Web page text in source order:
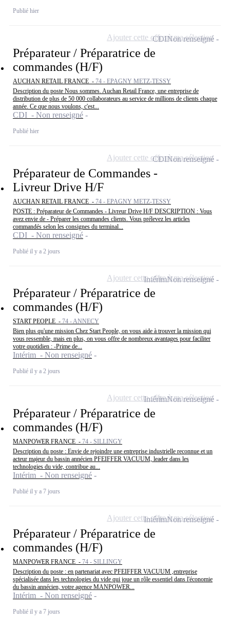
Publié hier
Préparateur / Préparatrice de
commandes (H/F)
AUCHAN RETAIL FRANCE - 74 - EPAGNY METZ-TESSY
Description du poste Nous sommes. Auchan Retail France, une entreprise de
distribution de plus de 50 000 collaborateurs au service de millions de clients chaque
année. Ce que nous voulons, c'est...
CDI - Non renseigné
Publié hier
CDINon renseigné
Ajouter cette offre à ma sélection
Préparateur de Commandes -
Livreur Drive H/F
AUCHAN RETAIL FRANCE - 74 - EPAGNY METZ-TESSY
POSTE : Préparateur de Commandes - Livreur Drive H/F DESCRIPTION : Vous
avez envie de - Préparer les commandes clients. Vous prélevez les articles
commandés selon les consignes du terminal...
CDI - Non renseigné
Publié il y a 2 jours
CDINon renseigné
Ajouter cette offre à ma sélection
Préparateur / Préparatrice de
commandes (H/F)
START PEOPLE - 74 - ANNECY
Bien plus qu'une mission Chez Start People, on vous aide à trouver la mission qui
vous ressemble, mais en plus, on vous offre de nombreux avantages pour faciliter
votre quotidien : -Prime de...
Intérim - Non renseigné
Publié il y a 2 jours
IntérimNon renseigné
Ajouter cette offre à ma sélection
Préparateur / Préparatrice de
commandes (H/F)
MANPOWER FRANCE - 74 - SILLINGY
Description du poste : Envie de rejoindre une entreprise industrielle reconnue et un
acteur majeur du bassin annécien PFEIFFER VACUUM, leader dans les
technologies du vide, contribue au...
Intérim - Non renseigné
Publié il y a 7 jours
IntérimNon renseigné
Ajouter cette offre à ma sélection
Préparateur / Préparatrice de
commandes (H/F)
MANPOWER FRANCE - 74 - SILLINGY
Description du poste : en partenariat avec PFEIFFER VACUUM ,entreprise
spécialisée dans les technologies du vide qui joue un rôle essentiel dans l'économie
du bassin annécien, votre agence MANPOWER...
Intérim - Non renseigné
Publié il y a 7 jours
IntérimNon renseigné
Ajouter cette offre à ma sélection